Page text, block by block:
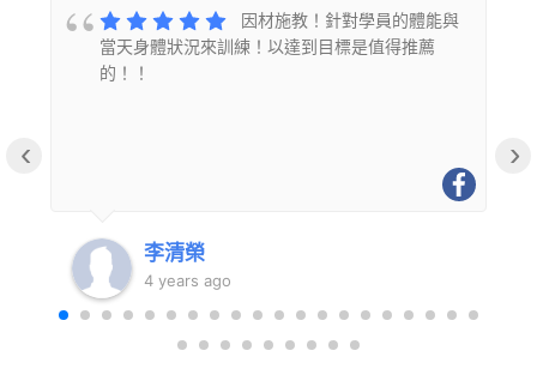
因材施教！針對學員的體能與
當天身體狀況來訓練！以達到目標是值得推薦
的！！
李清榮
4 years ago
‹ ›